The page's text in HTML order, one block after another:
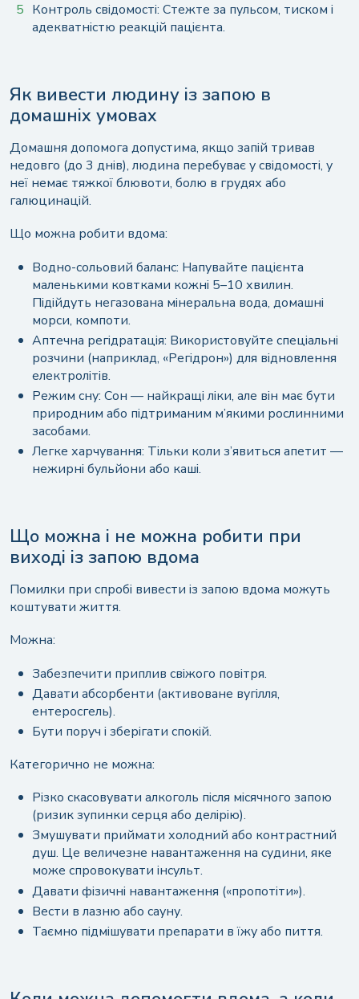
Контроль свідомості: Стежте за пульсом, тиском і
адекватністю реакцій пацієнта.
Як вивести людину із запою в
домашніх умовах
Домашня допомога допустима, якщо запій тривав
недовго (до 3 днів), людина перебуває у свідомості, у
неї немає тяжкої блювоти, болю в грудях або
галюцинацій.
Що можна робити вдома:
Водно-сольовий баланс: Напувайте пацієнта
маленькими ковтками кожні 5–10 хвилин.
Підійдуть негазована мінеральна вода, домашні
морси, компоти.
Аптечна регідратація: Використовуйте спеціальні
розчини (наприклад, «Регідрон») для відновлення
електролітів.
Режим сну: Сон — найкращі ліки, але він має бути
природним або підтриманим м’якими рослинними
засобами.
Легке харчування: Тільки коли з’явиться апетит —
нежирні бульйони або каші.
Що можна і не можна робити при
виході із запою вдома
Помилки при спробі вивести із запою вдома можуть
коштувати життя.
Можна:
Забезпечити приплив свіжого повітря.
Давати абсорбенти (активоване вугілля,
ентеросгель).
Бути поруч і зберігати спокій.
Категорично не можна:
Різко скасовувати алкоголь після місячного запою
(ризик зупинки серця або делірію).
Змушувати приймати холодний або контрастний
душ. Це величезне навантаження на судини, яке
може спровокувати інсульт.
Давати фізичні навантаження («пропотіти»).
Вести в лазню або сауну.
Таємно підмішувати препарати в їжу або пиття.